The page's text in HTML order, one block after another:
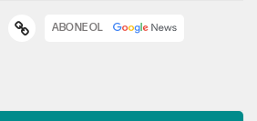
ABONE OL